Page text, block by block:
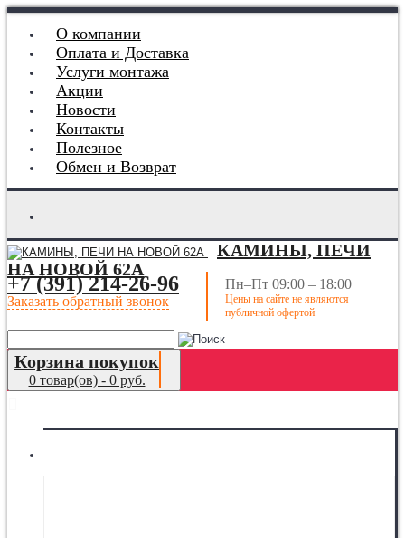
О компании
Оплата и Доставка
Услуги монтажа
Акции
Новости
Контакты
Полезное
Обмен и Возврат
КАМИНЫ, ПЕЧИ
НА НОВОЙ 62А
+7 (391) 214-26-96
Заказать обратный звонок
Пн–Пт 09:00 – 18:00
Цены на сайте не являются
публичной офертой
Корзина покупок
0 товар(ов) - 0 руб.